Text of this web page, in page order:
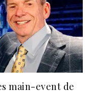
main-event de